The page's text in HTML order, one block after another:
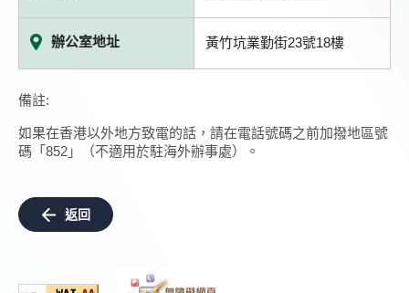
辦公室地址 黃竹坑業勤街23號18樓
備註:
如果在香港以外地方致電的話，請在電話號碼之前加撥地區號
碼「852」（不適用於駐海外辦事處）。
返回